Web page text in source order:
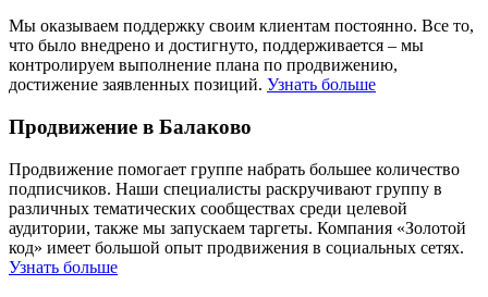
Мы оказываем поддержку своим клиентам постоянно. Все то,
что было внедрено и достигнуто, поддерживается – мы
контролируем выполнение плана по продвижению,
достижение заявленных позиций. Узнать больше
Продвижение в Балаково
Продвижение помогает группе набрать большее количество
подписчиков. Наши специалисты раскручивают группу в
различных тематических сообществах среди целевой
аудитории, также мы запускаем таргеты. Компания «Золотой
код» имеет большой опыт продвижения в социальных сетях.
Узнать больше